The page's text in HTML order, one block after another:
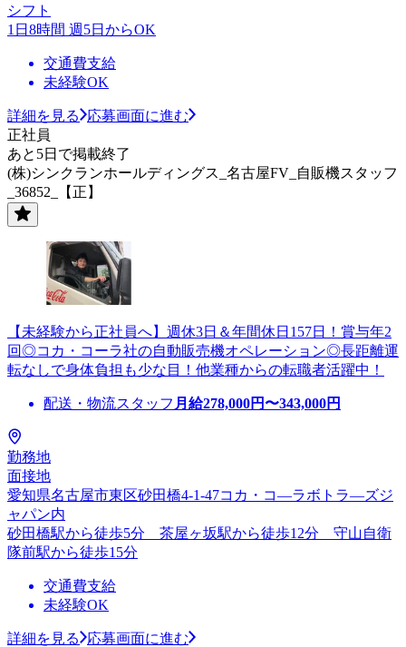
シフト
1日8時間 週5日からOK
交通費支給
未経験OK
詳細を見る
応募画面に進む
正社員
あと5日で掲載終了
(株)シンクランホールディングス_名古屋FV_自販機スタッフ
_36852_【正】
【未経験から正社員へ】週休3日＆年間休日157日！賞与年2
回◎コカ・コーラ社の自動販売機オペレーション◎長距離運
転なしで身体負担も少な目！他業種からの転職者活躍中！
配送・物流スタッフ 月給278,000円〜343,000円
勤務地
面接地
愛知県名古屋市東区砂田橋4-1-47コカ・コ―ラボトラ―ズジ
ャパン内
砂田橋駅から徒歩5分 茶屋ヶ坂駅から徒歩12分 守山自衛
隊前駅から徒歩15分
交通費支給
未経験OK
詳細を見る
応募画面に進む